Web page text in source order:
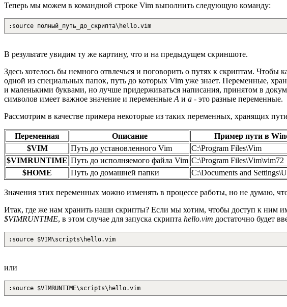
Теперь мы можем в командной строке Vim выполнить следующую команду:
:source полный_путь_до_скрипта\hello.vim
В результате увидим ту же картину, что и на предыдущем скриншоте.
Здесь хотелось бы немного отвлечься и поговорить о путях к скриптам.
одной из специальных папок, путь до которых Vim уже знает. Переменные,
и маленькими буквами, но лучше придерживаться написания, принятом в
символов имеет важное значение и переменные A и a - это разные переменные.
Рассмотрим в качестве примера некоторые из таких переменных, хранящих
Переменная Описание
Пример пути в
$VIM
Путь до установленного Vim
C:\Program Files\Vim
$VIMRUNTIME Путь до исполняемого файла Vim C:\Program Files\Vim\vim72
$HOME
Путь до домашней папки C:\Documents and
Значения этих переменных можно изменять в процессе работы, но не думаю,
Итак, где же нам хранить наши скрипты? Если мы хотим, чтобы доступ к ним
$VIMRUNTIME, в этом случае для запуска скрипта hello.vim достаточно будет
:source $VIM\scripts\hello.vim
или
:source $VIMRUNTIME\scripts\hello.vim